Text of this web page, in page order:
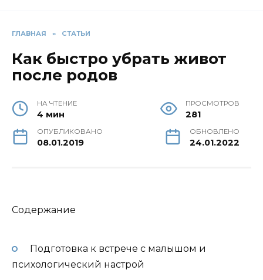
ГЛАВНАЯ » СТАТЬИ
Как быстро убрать живот
после родов
НА ЧТЕНИЕ
4 мин
ПРОСМОТРОВ
281
ОПУБЛИКОВАНО
08.01.2019
ОБНОВЛЕНО
24.01.2022
Содержание
Подготовка к встрече с малышом и
психологический настрой